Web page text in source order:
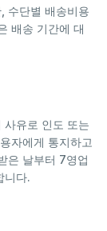
수단별 배송비용
배송 기간에 대
사유로 인도 또는
자에게 통지하고
은 날부터 7영업
니다.